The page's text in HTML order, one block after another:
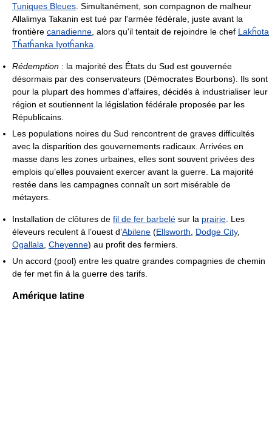
Tuniques Bleues . Simultanément, son compagnon de malheur
Allalimya Takanin est tué par l'armée fédérale, juste avant la
frontière canadienne , alors qu'il tentait de rejoindre le chef Lakĥota
Tĥatĥanka Iyotĥanka
Rédemption : la majorité des États du Sud est gouvernée
désormais par des conservateurs (Démocrates Bourbons). Ils sont
pour la plupart des hommes d’affaires, décidés à industrialiser leur
région et soutiennent la législation fédérale proposée par les
Républicains.
Les populations noires du Sud rencontrent de graves difficultés
avec la disparition des gouvernements radicaux. Arrivées en
masse dans les zones urbaines, elles sont souvent privées des
emplois qu’elles pouvaient exercer avant la guerre. La majorité
restée dans les campagnes connaît un sort misérable de
métayers.
Installation de clôtures de fil de fer barbelé sur la prairie . Les
éleveurs reculent à l’ouest d’Abilene (Ellsworth Dodge City,
Ogallala Cheyenne) au profit des fermiers.
Un accord (pool) entre les quatre grandes compagnies de chemin
de fer met fin à la guerre des tarifs.
Amérique latine